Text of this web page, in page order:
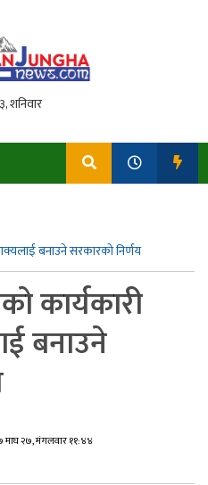
बनाउने सरकारको निर्णय
कार्यकारी
बनाउने
२७, मंगलवार ११:४४